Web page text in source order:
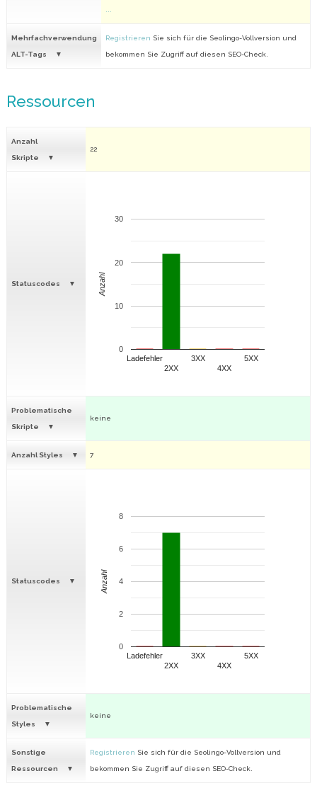
Mehrfachverwendung
ALT-Tags
Registrieren Sie sich für die Seolingo-Vollversion und
bekommen Sie Zugriff auf diesen SEO-Check.
Ressourcen
Anzahl
Skripte
22
Statuscodes
Ladefehler
2XX
3XX
4XX
5XX
0
10
20
30
Anzahl
Problematische
Skripte
keine
Anzahl Styles 7
Statuscodes
Ladefehler
2XX
3XX
4XX
5XX
0
2
4
6
8
Anzahl
Problematische
Styles
keine
Sonstige
Ressourcen
Registrieren Sie sich für die Seolingo-Vollversion und
bekommen Sie Zugriff auf diesen SEO-Check.